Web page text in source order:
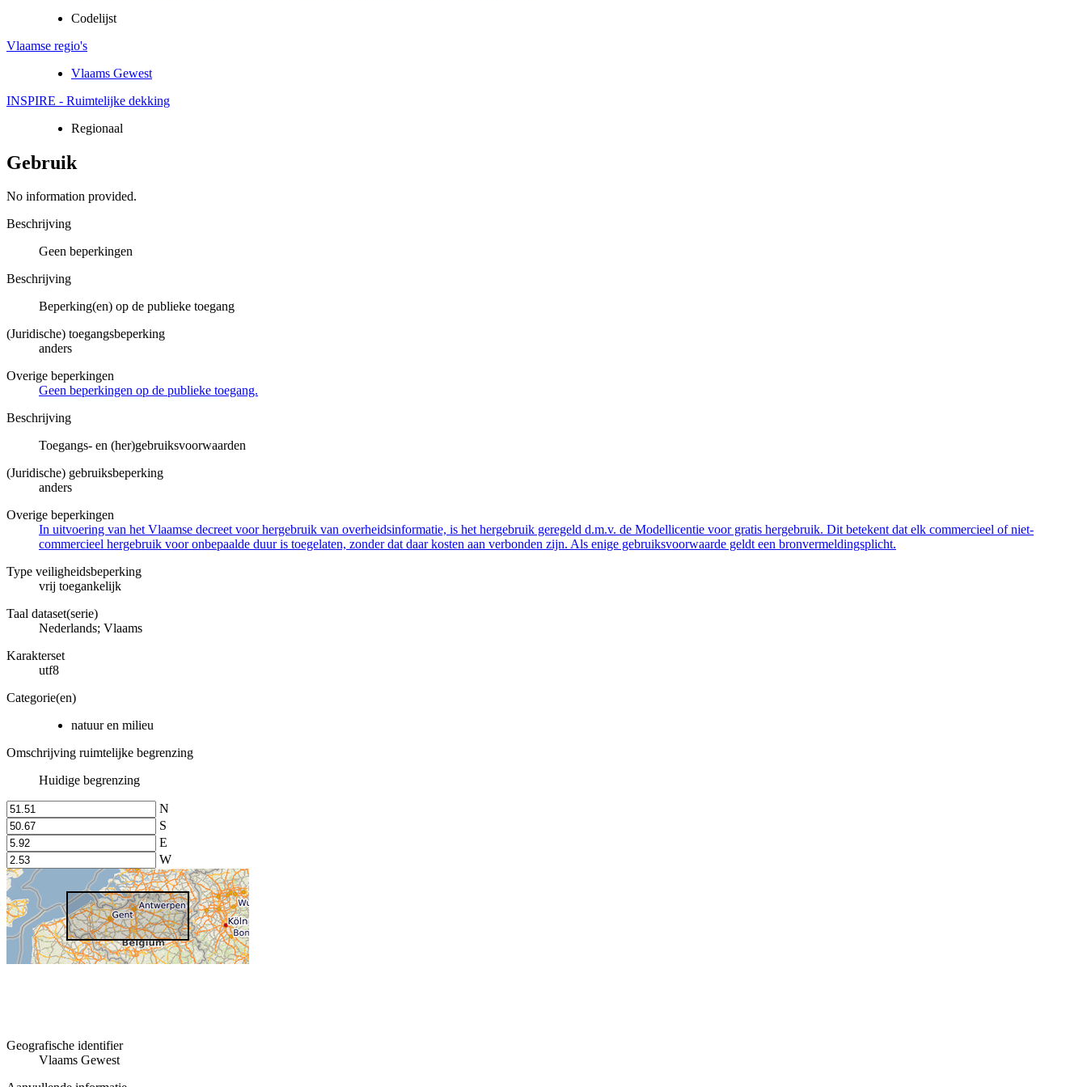
Codelijst
Vlaamse regio's
Vlaams Gewest
INSPIRE - Ruimtelijke dekking
Regionaal
Gebruik
No information provided.
Beschrijving
Geen beperkingen
Beschrijving
Beperking(en) op de publieke toegang
(Juridische) toegangsbeperking
anders
Overige beperkingen
Geen beperkingen op de publieke toegang.
Beschrijving
Toegangs- en (her)gebruiksvoorwaarden
(Juridische) gebruiksbeperking
anders
Overige beperkingen
In uitvoering van het Vlaamse decreet voor hergebruik van overheidsinformatie, is het hergebruik geregeld d.m.v. de Modellicentie voor gratis hergebruik. Dit betekent dat elk commercieel of niet-
commercieel hergebruik voor onbepaalde duur is toegelaten, zonder dat daar kosten aan verbonden zijn. Als enige gebruiksvoorwaarde geldt een bronvermeldingsplicht.
Type veiligheidsbeperking
vrij toegankelijk
Taal dataset(serie)
Nederlands; Vlaams
Karakterset
utf8
Categorie(en)
natuur en milieu
Omschrijving ruimtelijke begrenzing
Huidige begrenzing
N
S
E
W
Geografische identifier
Vlaams Gewest